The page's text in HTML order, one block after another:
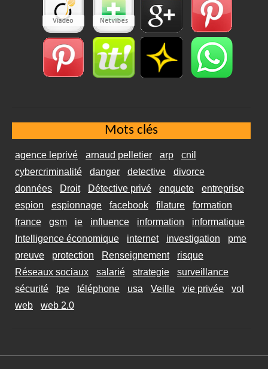
Mots clés
agence leprivé arnaud pelletier arp
cnil
cybercriminalité
danger detective
divorce
données
Droit Détective privé enquete
entreprise
espion
espionnage facebook filature
formation
france
gsm ie influence information
informatique
Intelligence économique
internet investigation
pme
preuve
protection Renseignement
risque
Réseaux sociaux
salarié strategie
surveillance
sécurité
tpe téléphone usa Veille vie privée
vol
web
web 2.0